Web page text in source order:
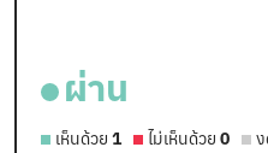
ผ่าน
เห็นด้วย 1 ไม่เห็นด้วย 0